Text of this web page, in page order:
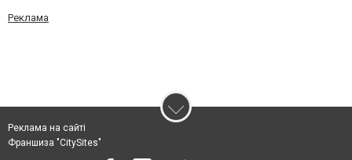
Реклама
Реклама на сайті
Франшиза "CitySites"